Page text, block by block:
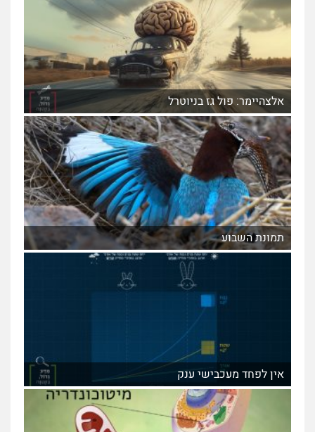
אלצהיימר: פול גז בניוטרל
תמונת השבוע
אין לפחד מעכבישי ענק